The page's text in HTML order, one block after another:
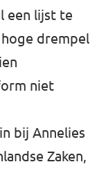
een lijst te
drempel
niet
bij Annelies
Zaken,